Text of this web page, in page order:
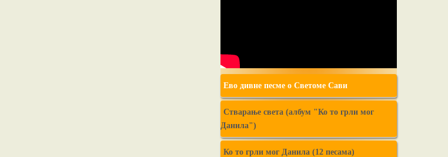
Ево дивне песме о Светоме Сави
Стварање света (албум "Ко то грли мог
Данила")
Ко то грли мог Данила (12 песама)